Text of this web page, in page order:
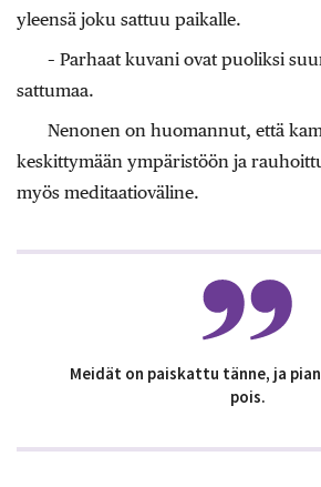
yleensä joku sattuu paikalle.
– Parhaat kuvani ovat puoliksi
sattumaa.
Nenonen on huomannut, että
keskittymään ympäristöön ja
myös meditaatioväline.
Meidät on paiskattu tänne, ja
pois.